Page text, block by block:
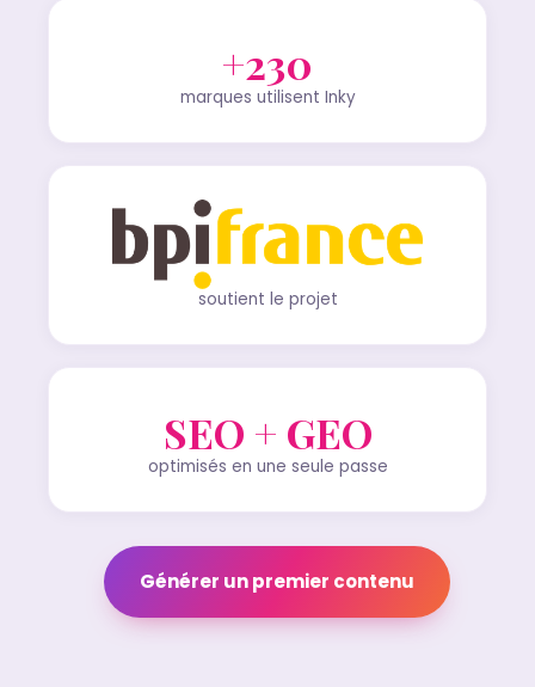
+230
marques utilisent Inky
soutient le projet
SEO + GEO
optimisés en une seule passe
Générer un premier contenu